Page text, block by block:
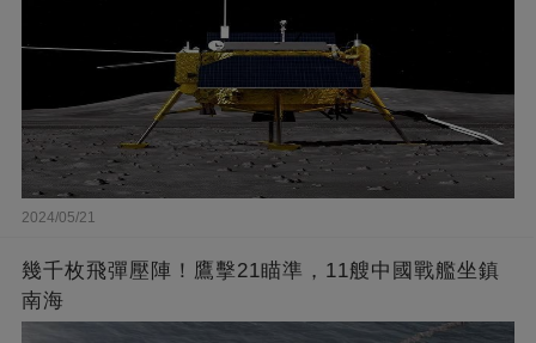
2024/05/21
幾千枚飛彈壓陣！鷹擊21瞄準，11艘中國戰艦坐鎮
南海